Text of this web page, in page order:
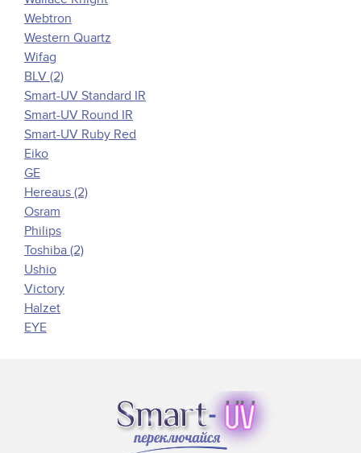
Webtron
Western Quartz
Wifag
BLV (2)
Smart-UV Standard IR
Smart-UV Round IR
Smart-UV Ruby Red
Eiko
GE
Hereaus (2)
Osram
Philips
Toshiba (2)
Ushio
Victory
Halzet
EYE